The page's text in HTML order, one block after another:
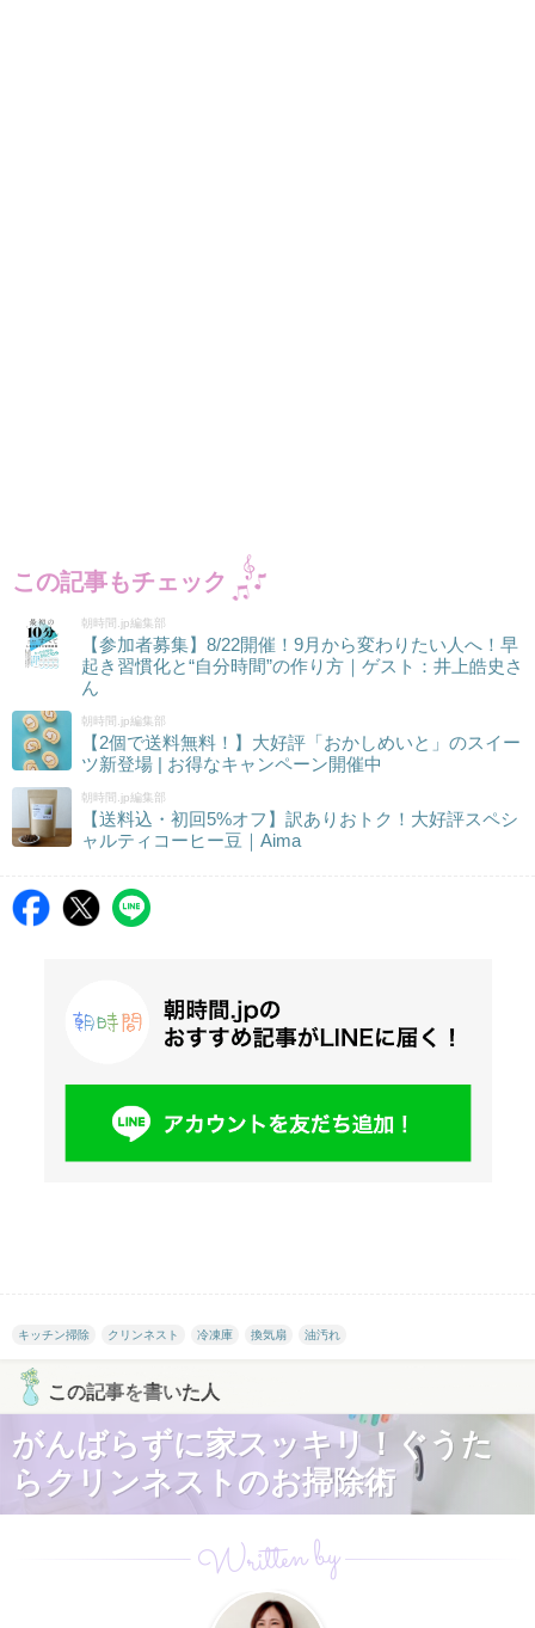
この記事もチェック
朝時間.jp編集部
【参加者募集】8/22開催！9月から変わりたい人へ！早
起き習慣化と“自分時間”の作り方｜ゲスト：井上皓史さ
ん
朝時間.jp編集部
【2個で送料無料！】大好評「おかしめいと」のスイー
ツ新登場 | お得なキャンペーン開催中
朝時間.jp編集部
【送料込・初回5%オフ】訳ありおトク！大好評スペシ
ャルティコーヒー豆｜Aima
キッチン掃除 クリンネスト 冷凍庫 換気扇 油汚れ
この記事を書いた人
がんばらずに家スッキリ！ぐうた
らクリンネストのお掃除術
Written by